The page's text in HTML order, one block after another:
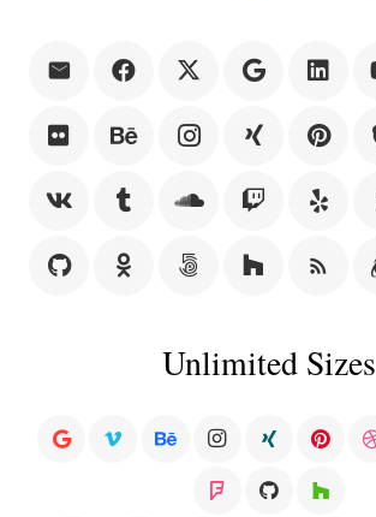
rss_feed
Unlimited Sizes